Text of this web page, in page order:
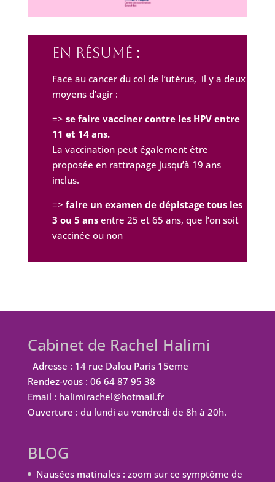
EN Résumé :
Face au cancer du col de l’utérus, il y a deux
moyens d’agir :
=> se faire vacciner contre les HPV entre
11 et 14 ans.
La vaccination peut également être
proposée en rattrapage jusqu’à 19 ans
inclus.
=> faire un examen de dépistage tous les
3 ou 5 ansentre 25 et 65 ans, que l’on soit
vaccinée ou non
Cabinet de Rachel Halimi
Adresse : 14 rue Dalou Paris 15eme
Rendez-vous : 06 64 87 95 38
Email : halimirachel@hotmail.fr
Ouverture : du lundi au vendredi de 8h à 20h.
BLOG
Nausées matinales : zoom sur ce symptôme de